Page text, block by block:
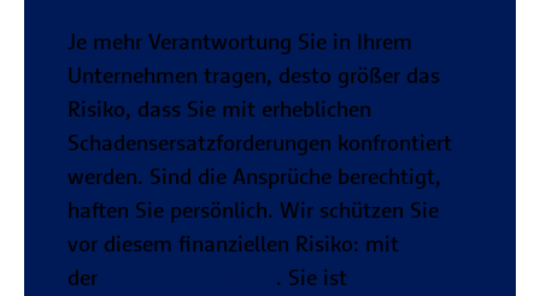
Je mehr Verantwortung Sie in Ihrem
Unternehmen tragen, desto größer das
Risiko, dass Sie mit erheblichen
Schadensersatzforderungen konfrontiert
werden. Sind die Ansprüche berechtigt,
haften Sie persönlich. Wir schützen Sie
vor diesem finanziellen Risiko: mit
der
. Sie ist